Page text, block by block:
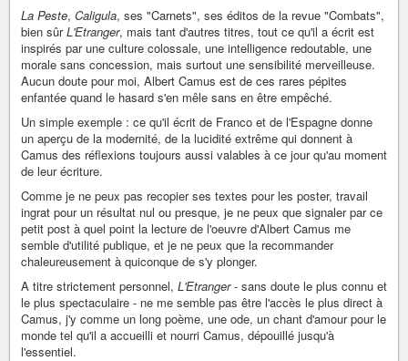
La Peste, Caligula, ses "Carnets", ses éditos de la revue "Combats",
bien sûrL'Etranger, mais tant d'autres titres, tout ce qu'il a écrit est
inspirés par une culture colossale, une intelligence redoutable, une
morale sans concession, mais surtout une sensibilité merveilleuse.
Aucun doute pour moi, Albert Camus est de ces rares pépites
enfantée quand le hasard s'en mêle sans en être empêché.
Un simple exemple : ce qu'il écrit de Franco et de l'Espagne donne
un aperçu de la modernité, de la lucidité extrême qui donnent à
Camus des réflexions toujours aussi valables à ce jour qu'au moment
de leur écriture.
Comme je ne peux pas recopier ses textes pour les poster, travail
ingrat pour un résultat nul ou presque, je ne peux que signaler par ce
petit post à quel point la lecture de l'oeuvre d'Albert Camus me
semble d'utilité publique, et je ne peux que la recommander
chaleureusement à quiconque de s'y plonger.
A titre strictement personnel, L'Etranger- sans doute le plus connu et
le plus spectaculaire - ne me semble pas être l'accès le plus direct à
Camus, j'y comme un long poème, une ode, un chant d'amour pour le
monde tel qu'il a accueilli et nourri Camus, dépouillé jusqu'à
l'essentiel.